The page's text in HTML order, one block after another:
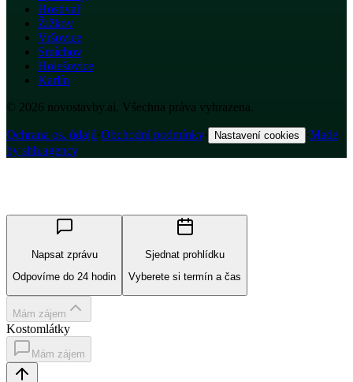
Hostivař
Žižkov
Vršovice
Smíchov
Holešovice
Karlín
© 2026 novostavby.ai. Všechna práva vyhrazena.
Ochrana os. údajů·Obchodní podmínky· Nastavení cookies ·Made
by shh.agency
Napsat zprávu
Odpovíme do 24 hodin
Sjednat prohlídku
Vyberete si termín a čas
Mám zájem
Kostomlátky
Mám zájem